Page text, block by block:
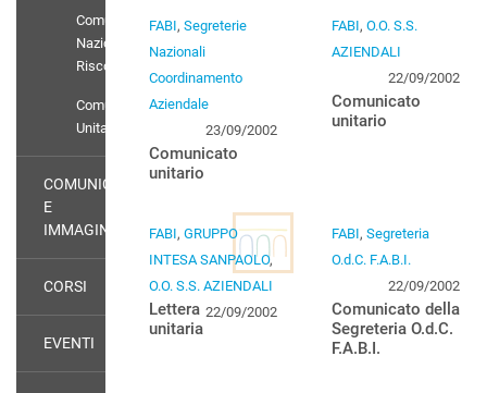
Comunicati
Nazionali
Riscossione
Comunicato
Unitario
COMUNICAZIONE
E
IMMAGINE
CORSI
EVENTI
FABI, Segreterie
Nazionali
Coordinamento
Aziendale
23/09/2002
Comunicato
unitario
FABI, O.O. S.S.
AZIENDALI
22/09/2002
Comunicato
unitario
FABI, GRUPPO
INTESA SANPAOLO,
O.O. S.S. AZIENDALI
22/09/2002
Lettera
unitaria
FABI, Segreteria
O.d.C. F.A.B.I.
22/09/2002
Comunicato della
Segreteria O.d.C.
F.A.B.I.